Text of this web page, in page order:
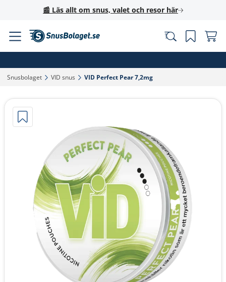
📰 Läs allt om snus, valet och resor här
Snusbolaget‎ VID snus‎ VID Perfect Pear 7,2mg‎